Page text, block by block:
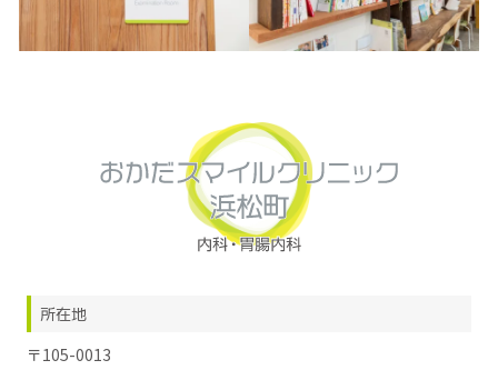
所在地
〒105-0013